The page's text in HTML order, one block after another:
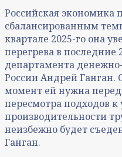
Российская экономика
сбалансированным
квартале 2025-го она
перегрева в последние
департамента
России Андрей
момент ей нужна
пересмотра подходов
производительности
неизбежно будет
Ганган.